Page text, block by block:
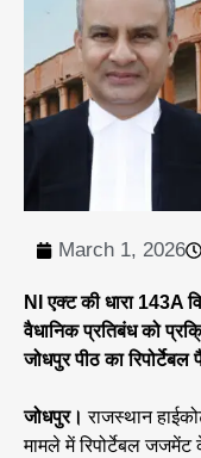
March 1, 2026
NI एक्ट की धारा 143A
वैधानिक प्रतिबंध को
जोधपुर पीठ का
जोधपुर। राजस्थान
मामले में रिपोर्टेबल